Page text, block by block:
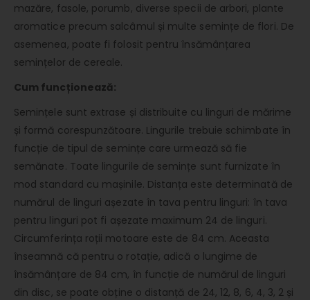
mazăre, fasole, porumb, diverse specii de arbori, plante
aromatice precum salcâmul și multe semințe de flori. De
asemenea, poate fi folosit pentru însămânțarea
semințelor de cereale.
Cum funcționează:
Semințele sunt extrase și distribuite cu linguri de mărime
și formă corespunzătoare. Lingurile trebuie schimbate în
funcție de tipul de semințe care urmează să fie
semănate. Toate lingurile de semințe sunt furnizate în
mod standard cu mașinile. Distanța este determinată de
numărul de linguri așezate în tava pentru linguri: în tava
pentru linguri pot fi așezate maximum 24 de linguri.
Circumferința roții motoare este de 84 cm. Aceasta
înseamnă că pentru o rotație, adică o lungime de
însămânțare de 84 cm, în funcție de numărul de linguri
din disc, se poate obține o distanță de 24, 12, 8, 6, 4, 3, 2 și